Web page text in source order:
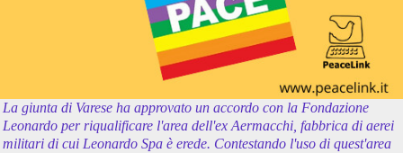
La giunta di Varese ha approvato un accordo con la Fondazione
Leonardo per riqualificare l'area dell'ex Aermacchi, fabbrica di aerei
militari di cui Leonardo Spa è erede. Contestando l'uso di quest'area